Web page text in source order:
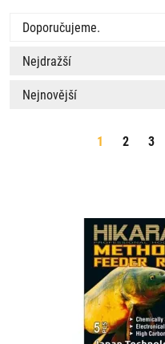
Doporučujeme.
Nejdražší
Nejnovější
1 2 3